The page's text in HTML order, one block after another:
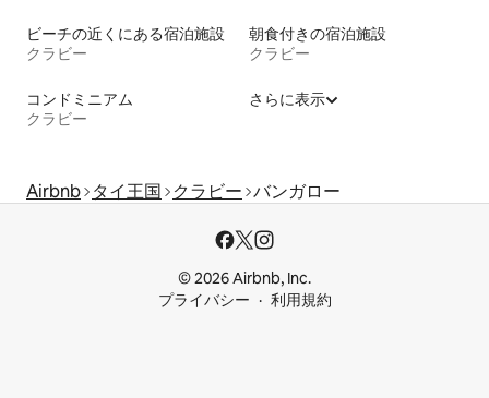
ビーチの近くにある宿泊施設
クラビー
朝食付きの宿泊施設
クラビー
コンドミニアム
クラビー
さらに表示
Airbnb タイ王国 クラビー バンガロー
© 2026 Airbnb, Inc.
プライバシー
利用規約